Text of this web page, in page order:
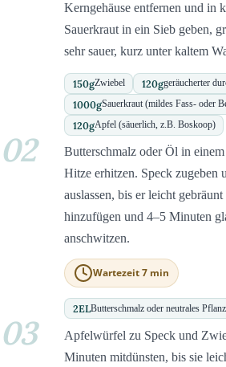
Kerngehäuse entfernen und in
Sauerkraut in ein Sieb geben,
sehr sauer, kurz unter kaltem
150gZwiebel 120ggeräucherter
1000gSauerkraut (mildes Fass- oder
120gApfel (säuerlich, z.B. Boskoop)
02
Butterschmalz oder Öl in
Hitze erhitzen. Speck zugeben
auslassen, bis er leicht
hinzufügen und 4–5 Minuten
anschwitzen.
Wartezeit 7 min
2ELButterschmalz oder neutrales
03
Apfelwürfel zu Speck und
Minuten mitdünsten, bis sie